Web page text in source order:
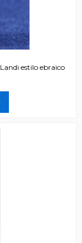
estilo ebraico